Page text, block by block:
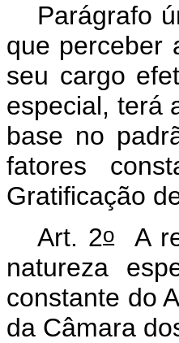
Parágrafo
que perceber
seu cargo
especial, terá
base no
fatores
Gratificação
Art. 2oA
natureza
constante do
da Câmara